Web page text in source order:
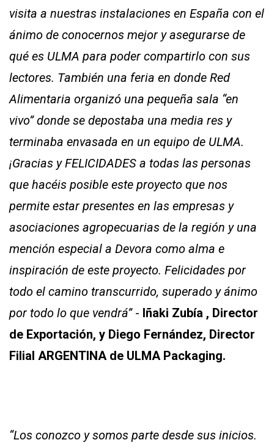
visita a nuestras instalaciones en España con el
ánimo de conocernos mejor y asegurarse de
qué es ULMA para poder compartirlo con sus
lectores. También una feria en donde Red
Alimentaria organizó una pequeña sala “en
vivo” donde se depostaba una media res y
terminaba envasada en un equipo de ULMA.
¡Gracias y FELICIDADES a todas las personas
que hacéis posible este proyecto que nos
permite estar presentes en las empresas y
asociaciones agropecuarias de la región y una
mención especial a Devora como alma e
inspiración de este proyecto. Felicidades por
todo el camino transcurrido, superado y ánimo
por todo lo que vendrá”- Iñaki Zubía , Director
de Exportación, y Diego Fernández, Director
Filial ARGENTINA de ULMA Packaging.
“Los conozco y somos parte desde sus inicios.